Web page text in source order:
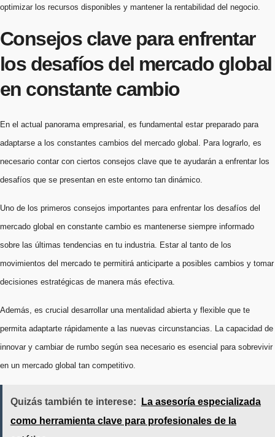
optimizar los recursos disponibles y mantener la rentabilidad del negocio.
Consejos clave para enfrentar
los desafíos del mercado global
en constante cambio
En el actual panorama empresarial, es fundamental estar preparado para
adaptarse a los constantes cambios del mercado global. Para lograrlo, es
necesario contar con ciertos consejos clave que te ayudarán a enfrentar los
desafíos que se presentan en este entorno tan dinámico.
Uno de los primeros consejos importantes para enfrentar los desafíos del
mercado global en constante cambio es mantenerse siempre informado
sobre las últimas tendencias en tu industria. Estar al tanto de los
movimientos del mercado te permitirá anticiparte a posibles cambios y tomar
decisiones estratégicas de manera más efectiva.
Además, es crucial desarrollar una mentalidad abierta y flexible que te
permita adaptarte rápidamente a las nuevas circunstancias. La capacidad de
innovar y cambiar de rumbo según sea necesario es esencial para sobrevivir
en un mercado global tan competitivo.
Quizás también te interese:
La asesoría especializada
como herramienta clave para profesionales de la